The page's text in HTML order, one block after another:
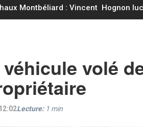
Montbéliard : Vincent Hognon
volé
Lecture: 1 min